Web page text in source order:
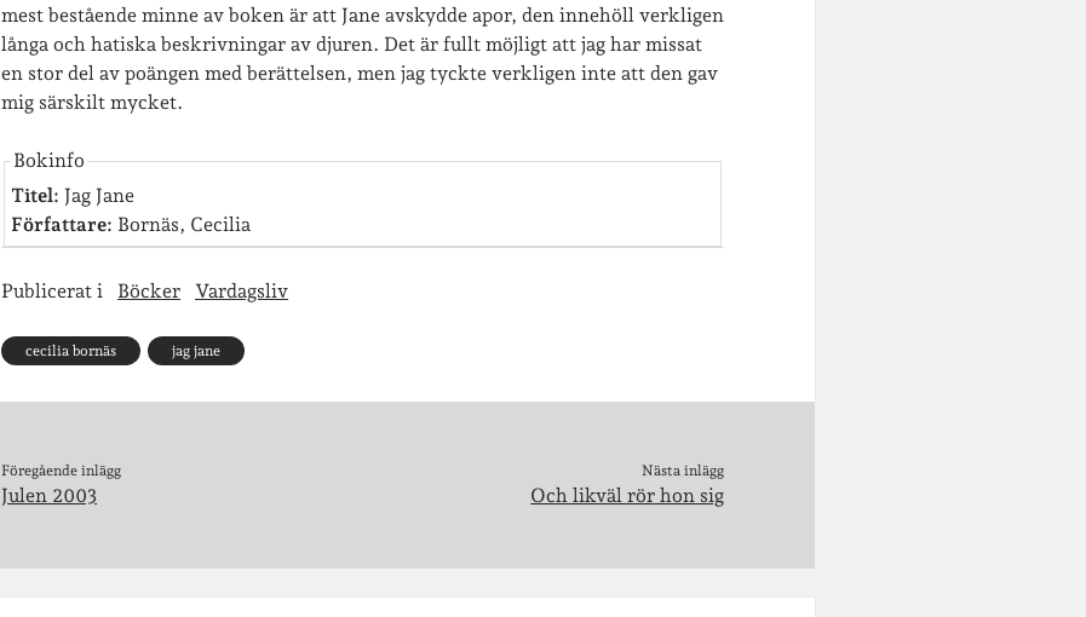
mest bestående minne av boken är att Jane avskydde apor, den innehöll verkligen
långa och hatiska beskrivningar av djuren. Det är fullt möjligt att jag har missat
en stor del av poängen med berättelsen, men jag tyckte verkligen inte att den gav
mig särskilt mycket.
Bokinfo
Titel: Jag Jane
Författare: Bornäs, Cecilia
Publicerat i Böcker Vardagsliv
cecilia bornäs jag jane
Föregående inlägg
Julen 2003
Nästa inlägg
Och likväl rör hon sig